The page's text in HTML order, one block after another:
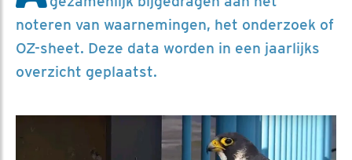
noteren van waarnemingen, het onderzoek of
OZ-sheet. Deze data worden in een jaarlijks
overzicht geplaatst.